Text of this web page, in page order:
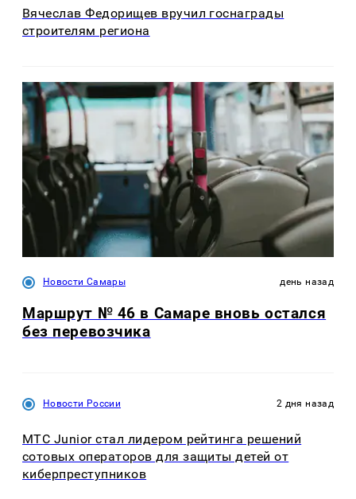
Вячеслав Федорищев вручил госнаграды
строителям региона
Новости Самары день назад
Маршрут № 46 в Самаре вновь остался
без перевозчика
Новости России 2 дня назад
МТС Junior стал лидером рейтинга решений
сотовых операторов для защиты детей от
киберпреступников